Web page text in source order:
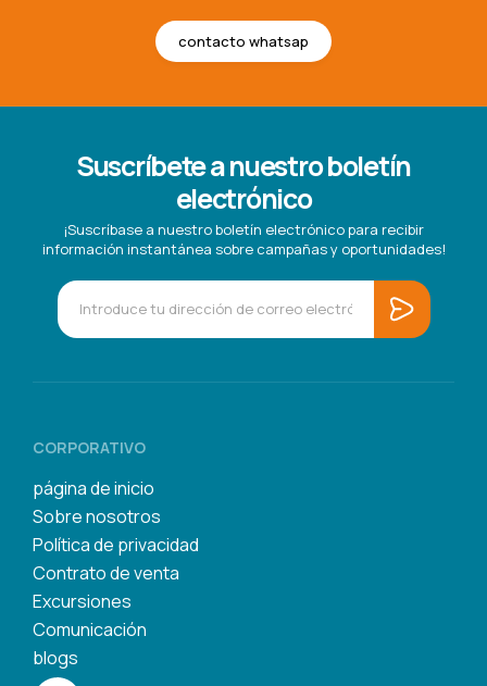
contacto whatsap
Suscríbete a nuestro boletín
electrónico
¡Suscríbase a nuestro boletín electrónico para recibir
información instantánea sobre campañas y oportunidades!
CORPORATIVO
página de inicio
Sobre nosotros
Política de privacidad
Contrato de venta
Excursiones
Comunicación
blogs